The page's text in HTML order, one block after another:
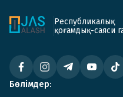
Республикалық
қоғамдық-саяси
Бөлімдер: